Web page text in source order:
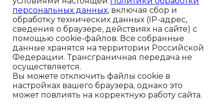
Чтобы связаться с нами:
+7-931-003-04-86
+7-911-926-04-24
персональных данных, включая сбор и
обработку технических данных (IP-адрес,
сведения о браузере, действиях на сайте) с
помощью cookie-файлов. Все собранные
данные хранятся на территории Российской
Федерации. Трансграничная передача не
осуществляется.
Вы можете отключить файлы cookie в
настройках вашего браузера, однако это
может повлиять на корректную работу сайта.